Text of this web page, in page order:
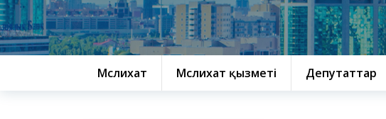
Мәслихат Мәслихат қызметі Депутаттар